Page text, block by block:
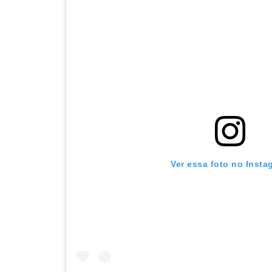
Ver essa foto no